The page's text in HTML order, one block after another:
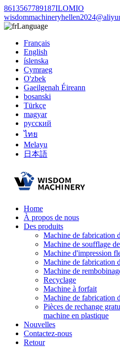
8613567789187ILOMIO
Language
Français
English
íslenska
Cymraeg
O'zbek
Gaeilgenah Éireann
bosanski
Türkçe
magyar
русский
ไทย
Melayu
日本語
Home
À propos de nous
Des produits
Machine de fabrication
Machine de soufflage
Machine d'impression
Machine de fabrication
Machine de
Recyclage
Machine à forfait
Machine de fabrication
Pièces de rechange
machine en plastique
Nouvelles
Contactez-nous
Retour